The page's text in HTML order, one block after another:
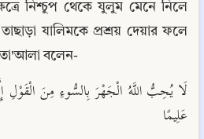
নিশ্চুপ থেকে যুলুম মেনে নিলে
যালিমকে প্রশ্রয় দেয়ার ফলে
তা'আলা বলেন-
عَلِيمًا